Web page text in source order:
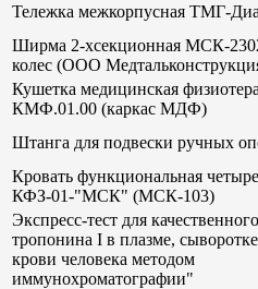
Тележка межкорпусная ТМГ-
Ширма 2-хсекционная МСК-
колес (ООО
Кушетка медицинская
КМФ.01.00 (каркас МДФ)
Штанга для подвески ручных
Кровать функциональная
КФЗ-01-"МСК" (МСК-103)
Экспресс-тест для
тропонина I в плазме,
крови человека методом
иммунохроматографии"